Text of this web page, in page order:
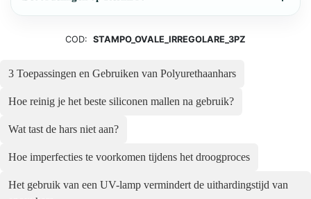
COD: STAMPO_OVALE_IRREGOLARE_3PZ
3 Toepassingen en Gebruiken van Polyurethaanhars
Hoe reinig je het beste siliconen mallen na gebruik?
Wat tast de hars niet aan?
Hoe imperfecties te voorkomen tijdens het droogproces
Het gebruik van een UV-lamp vermindert de uithardingstijd van